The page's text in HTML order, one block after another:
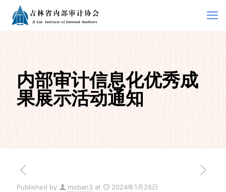
内部审计信息化优秀成
果展示活动通知
Published by moban3 at 2024年1月26日